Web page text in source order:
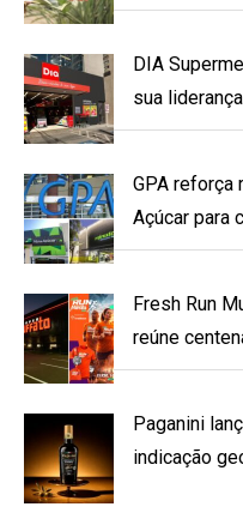
DIA
sua liderança
GPA reforça
Açúcar para
Fresh Run
reúne
Paganini
indicação